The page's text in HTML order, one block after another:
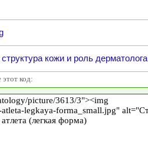
кожи и роль дерматолога
этот код: